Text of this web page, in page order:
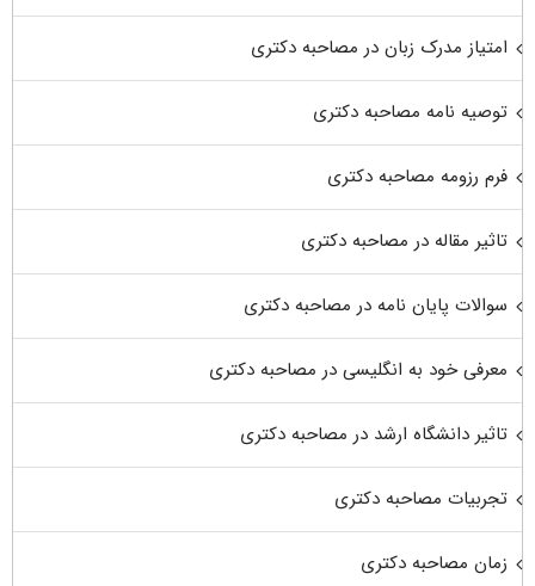
امتیاز مدرک زبان در مصاحبه دکتری
توصیه نامه مصاحبه دکتری
فرم رزومه مصاحبه دکتری
تاثیر مقاله در مصاحبه دکتری
سوالات پایان نامه در مصاحبه دکتری
معرفی خود به انگلیسی در مصاحبه دکتری
تاثیر دانشگاه ارشد در مصاحبه دکتری
تجربیات مصاحبه دکتری
زمان مصاحبه دکتری